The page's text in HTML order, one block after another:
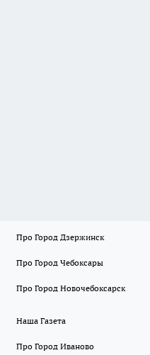
Про Город Дзержинск
Про Город Чебоксары
Про Город Новочебоксарск
Наша Газета
Про Город Иваново